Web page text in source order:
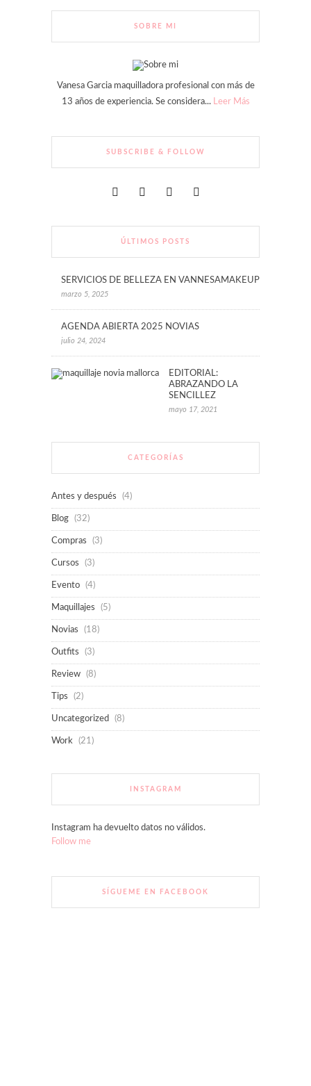
SOBRE MI
Vanesa Garcia maquilladora profesional con más de
13 años de experiencia. Se considera... Leer Más
SUBSCRIBE & FOLLOW
ÚLTIMOS POSTS
SERVICIOS DE BELLEZA EN VANNESAMAKEUP
marzo 5, 2025
AGENDA ABIERTA 2025 NOVIAS
julio 24, 2024
EDITORIAL:
ABRAZANDO LA
SENCILLEZ
mayo 17, 2021
CATEGORÍAS
Antes y después (4)
Blog (32)
Compras (3)
Cursos (3)
Evento (4)
Maquillajes (5)
Novias (18)
Outfits (3)
Review (8)
Tips (2)
Uncategorized (8)
Work (21)
INSTAGRAM
Instagram ha devuelto datos no válidos.
Follow me
SÍGUEME EN FACEBOOK